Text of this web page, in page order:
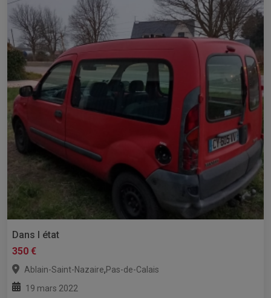
Dans l état
350 €
Ablain-Saint-Nazaire,Pas-de-Calais
19 mars 2022